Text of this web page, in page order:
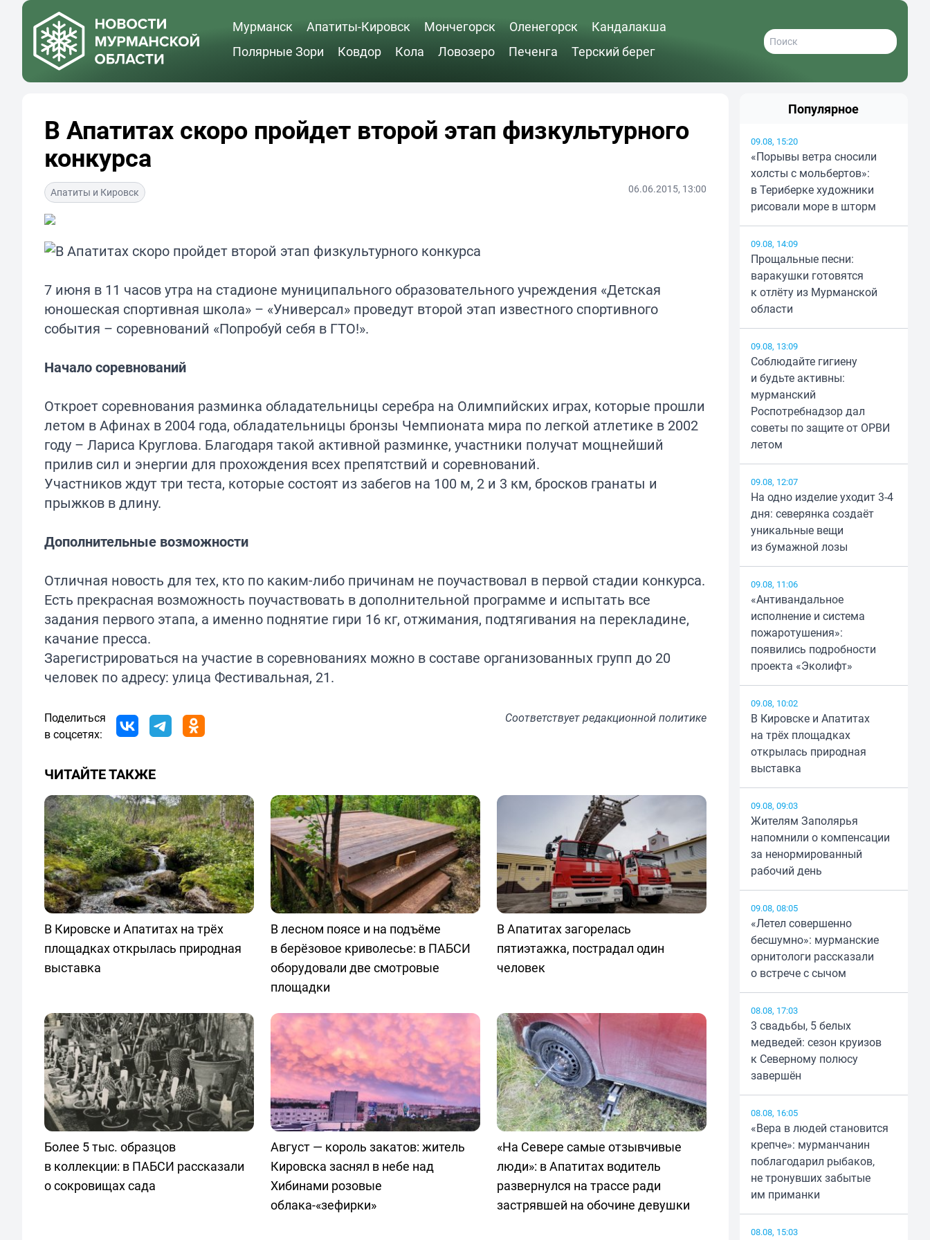
Мурманск Апатиты-Кировск Мончегорск Оленегорск
Кандалакша
Полярные Зори
Ковдор Кола Ловозеро Печенга Терский берег
В Апатитах скоро пройдет второй этап физкультурного
конкурса
Апатиты и Кировск 06.06.2015, 13:00
7 июня в 11 часов утра на стадионе муниципального образовательного учреждения «Детская
юношеская спортивная школа» – «Универсал» проведут второй этап известного спортивного
события – соревнований «Попробуй себя в ГТО!».
Начало соревнований
Откроет соревнования разминка обладательницы серебра на Олимпийских играх, которые прошли
летом в Афинах в 2004 года, обладательницы бронзы Чемпионата мира по легкой атлетике в 2002
году – Лариса Круглова. Благодаря такой активной разминке, участники получат мощнейший
прилив сил и энергии для прохождения всех препятствий и соревнований.
Участников ждут три теста, которые состоят из забегов на 100 м, 2 и 3 км, бросков гранаты и
прыжков в длину.
Дополнительные возможности
Отличная новость для тех, кто по каким-либо причинам не поучаствовал в первой стадии конкурса.
Есть прекрасная возможность поучаствовать в дополнительной программе и испытать все
задания первого этапа, а именно поднятие гири 16 кг, отжимания, подтягивания на перекладине,
качание пресса.
Зарегистрироваться на участие в соревнованиях можно в составе организованных групп до 20
человек по адресу: улица Фестивальная, 21.
Поделиться
в соцсетях:
Соответствуетредакционной политике
ЧИТАЙТЕ ТАКЖЕ
В Кировске и Апатитах на трёх
площадках открылась природная
выставка
В лесном поясе и на подъёме
в берёзовое криволесье: в ПАБСИ
оборудовали две смотровые
площадки
В Апатитах загорелась
пятиэтажка, пострадал один
человек
Более 5 тыс. образцов
в коллекции: в ПАБСИ рассказали
о сокровищах сада
Август — король закатов: житель
Кировска заснял в небе над
Хибинами розовые
облака-«зефирки»
«На Севере самые отзывчивые
люди»: в Апатитах водитель
развернулся на трассе ради
застрявшей на обочине девушки
Популярное
09.08, 15:20
«Порывы ветра сносили
холсты с мольбертов»:
в Териберке художники
рисовали море в шторм
09.08, 14:09
Прощальные песни:
варакушки готовятся
к отлёту из Мурманской
области
09.08, 13:09
Соблюдайте гигиену
и будьте активны:
мурманский
Роспотребнадзор дал
советы по защите от ОРВИ
летом
09.08, 12:07
На одно изделие уходит 3-4
дня: северянка создаёт
уникальные вещи
из бумажной лозы
09.08, 11:06
«Антивандальное
исполнение и система
пожаротушения»:
появились подробности
проекта «Эколифт»
09.08, 10:02
В Кировске и Апатитах
на трёх площадках
открылась природная
выставка
09.08, 09:03
Жителям Заполярья
напомнили о компенсации
за ненормированный
рабочий день
09.08, 08:05
«Летел совершенно
бесшумно»: мурманские
орнитологи рассказали
о встрече с сычом
08.08, 17:03
3 свадьбы, 5 белых
медведей: сезон круизов
к Северному полюсу
завершён
08.08, 16:05
«Вера в людей становится
крепче»: мурманчанин
поблагодарил рыбаков,
не тронувших забытые
им приманки
08.08, 15:03